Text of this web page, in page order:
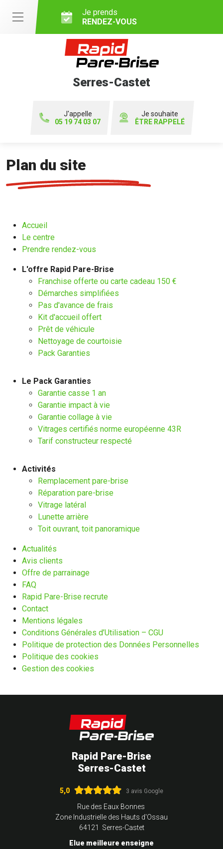
Je prends
RENDEZ-VOUS
Serres-Castet
J'appelle
05 19 74 03 07
Je souhaite
ÊTRE RAPPELÉ
Plan du site
Accueil
Le centre
Prendre rendez-vous
L'offre Rapid Pare-Brise
Franchise offerte ou carte cadeau 150 €
Démarches simplifiées
Pas d'avance de frais
Kit d'accueil offert
Prêt de véhicule
Nettoyage de courtoisie
Pack Garanties
Le Pack Garanties
Garantie casse 1 an
Garantie impact à vie
Garantie collage à vie
Vitrages certifiés norme européenne 43R
Tarif constructeur respecté
Activités
Remplacement pare-brise
Réparation pare-brise
Vitrage latéral
Lunette arrière
Toit ouvrant, toit panoramique
Actualités
Avis clients
Offre de parrainage
FAQ
Rapid Pare-Brise recrute
Contact
Mentions légales
Conditions Générales d’Utilisation – CGU
Politique de protection des Données Personnelles
Politique des cookies
Gestion des cookies
Rapid Pare-Brise
Serres-Castet
5,0 3 avis Google
Rue des Eaux Bonnes
Zone Industrielle des Hauts d'Ossau
64121 Serres-Castet
Elue meilleure enseigne